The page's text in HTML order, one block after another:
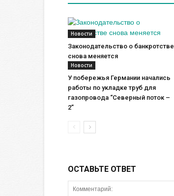
Новости
Законодательство о банкротстве
снова меняется
Новости
У побережья Германии начались
работы по укладке труб для
газопровода “Северный поток –
2”
ОСТАВЬТЕ ОТВЕТ